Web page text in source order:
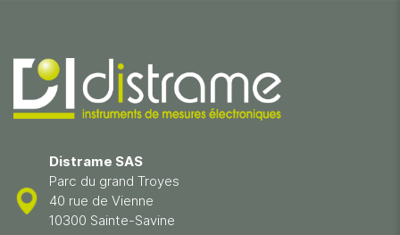
Distrame SAS
Parc du grand Troyes
40 rue de Vienne
10300 Sainte-Savine